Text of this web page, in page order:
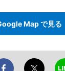
Map で見る